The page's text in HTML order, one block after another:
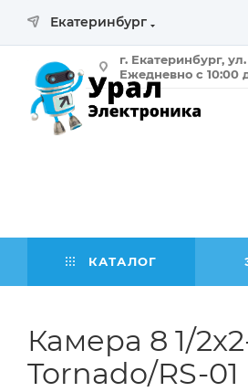
Екатеринбург
г. Екатеринбург,
Ежедневно с 10:00
КАТАЛОГ
Камера 8 1/
Tornado/RS-01